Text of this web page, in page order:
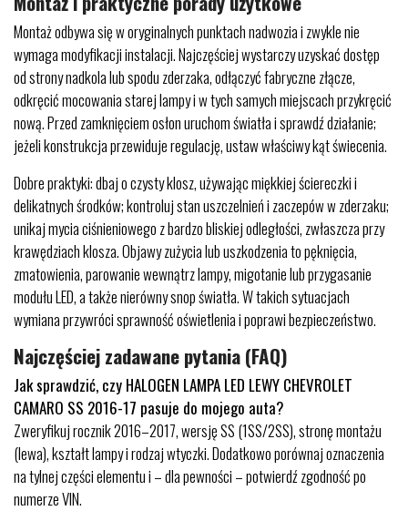
Montaż odbywa się w oryginalnych punktach nadwozia i zwykle nie
wymaga modyfikacji instalacji. Najczęściej wystarczy uzyskać dostęp
od strony nadkola lub spodu zderzaka, odłączyć fabryczne złącze,
odkręcić mocowania starej lampy i w tych samych miejscach przykręcić
nową. Przed zamknięciem osłon uruchom światła i sprawdź działanie;
jeżeli konstrukcja przewiduje regulację, ustaw właściwy kąt świecenia.
Dobre praktyki: dbaj o czysty klosz, używając miękkiej ściereczki i
delikatnych środków; kontroluj stan uszczelnień i zaczepów w zderzaku;
unikaj mycia ciśnieniowego z bardzo bliskiej odległości, zwłaszcza przy
krawędziach klosza. Objawy zużycia lub uszkodzenia to pęknięcia,
zmatowienia, parowanie wewnątrz lampy, migotanie lub przygasanie
modułu LED, a także nierówny snop światła. W takich sytuacjach
wymiana przywróci sprawność oświetlenia i poprawi bezpieczeństwo.
Najczęściej zadawane pytania (FAQ)
Jak sprawdzić, czy HALOGEN LAMPA LED LEWY CHEVROLET
CAMARO SS 2016-17 pasuje do mojego auta?
Zweryfikuj rocznik 2016–2017, wersję SS (1SS/2SS), stronę montażu
(lewa), kształt lampy i rodzaj wtyczki. Dodatkowo porównaj oznaczenia
na tylnej części elementu i – dla pewności – potwierdź zgodność po
numerze VIN.